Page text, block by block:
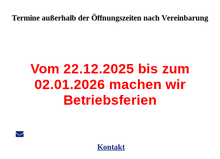
Termine außerhalb der Öffnungszeiten nach Vereinbarung
Vom 22.12.2025 bis zum
02.01.2026 machen wir
Betriebsferien
Kontakt